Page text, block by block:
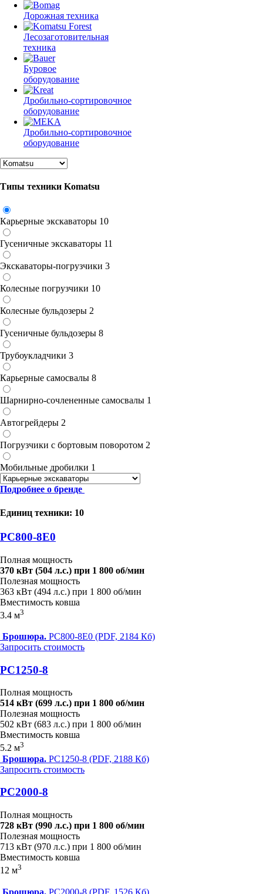
Дорожная техника
Лесозаготовительная
техника
Буровое
оборудование
Дробильно-сортировочное
оборудование
Дробильно-сортировочное
оборудование
Типы техники Komatsu
Карьерные экскаваторы 10
Гусеничные экскаваторы 11
Экскаваторы-погрузчики 3
Колесные погрузчики 10
Колесные бульдозеры 2
Гусеничные бульдозеры 8
Трубоукладчики 3
Карьерные самосвалы 8
Шарнирно-сочлененные cамосвалы 1
Автогрейдеры 2
Погрузчики с бортовым поворотом 2
Мобильные дробилки 1
Подробнее о бренде
Единиц техники: 10
PC800-8E0
Полная мощность
370 кВт (504 л.с.) при 1 800 об/мин
Полезная мощность
363 кВт (494 л.с.) при 1 800 об/мин
Вместимость ковша
3.4 м3
Брошюра. PC800-8E0 (PDF, 2184 Кб)
Запросить стоимость
PC1250-8
Полная мощность
514 кВт (699 л.с.) при 1 800 об/мин
Полезная мощность
502 кВт (683 л.с.) при 1 800 об/мин
Вместимость ковша
5.2 м3
Брошюра. PC1250-8 (PDF, 2188 Кб)
Запросить стоимость
PC2000-8
Полная мощность
728 кВт (990 л.с.) при 1 800 об/мин
Полезная мощность
713 кВт (970 л.с.) при 1 800 об/мин
Вместимость ковша
12 м3
Брошюра. PC2000-8 (PDF, 1526 Кб)